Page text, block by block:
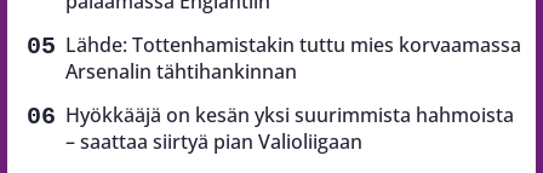
Lähde: Tottenhamistakin tuttu mies korvaamassa
Arsenalin tähtihankinnan
Hyökkääjä on kesän yksi suurimmista hahmoista
– saattaa siirtyä pian Valioliigaan